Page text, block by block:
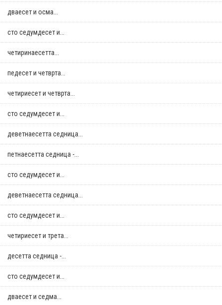
дваесет и осма...
сто седумдесет и...
четиринаесетта...
педесет и четврта...
четириесет и четврта...
сто седумдесет и...
деветнаесетта седница...
петнаесетта седница -...
сто седумдесет и...
деветнаесетта седница...
сто седумдесет и...
четириесет и трета...
десетта седница -...
сто седумдесет и...
дваесет и седма...